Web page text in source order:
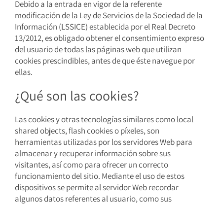
Debido a la entrada en vigor de la referente
modificación de la Ley de Servicios de la Sociedad de la
Información (LSSICE) establecida por el Real Decreto
13/2012, es obligado obtener el consentimiento expreso
del usuario de todas las páginas web que utilizan
cookies prescindibles, antes de que éste navegue por
ellas.
¿Qué son las cookies?
Las cookies y otras tecnologías similares como local
shared objects, flash cookies o píxeles, son
herramientas utilizadas por los servidores Web para
almacenar y recuperar información sobre sus
visitantes, así como para ofrecer un correcto
funcionamiento del sitio. Mediante el uso de estos
dispositivos se permite al servidor Web recordar
algunos datos referentes al usuario, como sus